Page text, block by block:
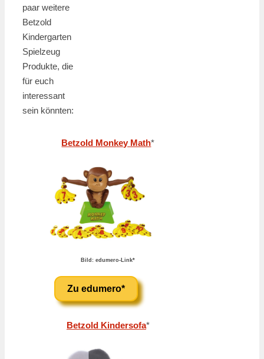
paar weitere
Betzold
Kindergarten
Spielzeug
Produkte, die
für euch
interessant
sein könnten:
Betzold Monkey Math*
Bild: edumero-Link*
Zu edumero*
Betzold Kindersofa*